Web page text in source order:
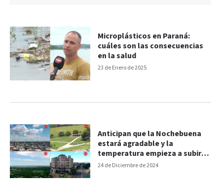
23 de Enero de 2025
Microplásticos en Paraná:
cuáles son las consecuencias
en la salud
24 de Diciembre de 2024
Anticipan que la Nochebuena
estará agradable y la
temperatura empieza a subir:
el pronóstico